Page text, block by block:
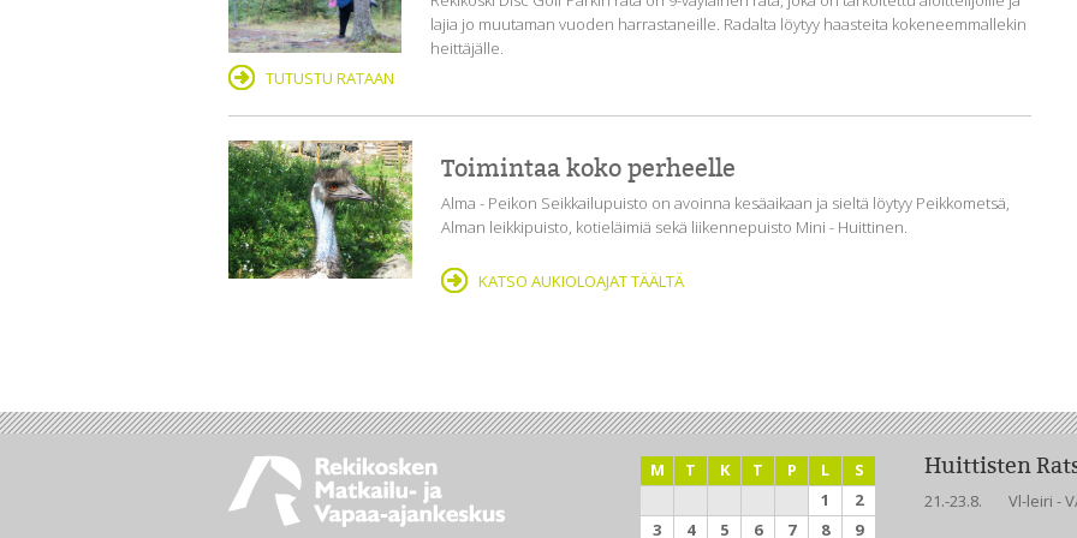
lajia jo muutaman vuoden harrastaneille. Radalta löytyy haasteita kokeneemmallekin
heittäjälle.
TUTUSTU RATAAN
Toimintaa koko perheelle
Alma - Peikon Seikkailupuisto on avoinna kesäaikaan ja sieltä löytyy Peikkometsä,
Alman leikkipuisto, kotieläimiä sekä liikennepuisto Mini - Huittinen.
KATSO AUKIOLOAJAT TÄÄLTÄ
M T K T P L
S
1
2
3
4 5 6 7 8 9
Huittisten
21.-23.8. Vl-leiri -